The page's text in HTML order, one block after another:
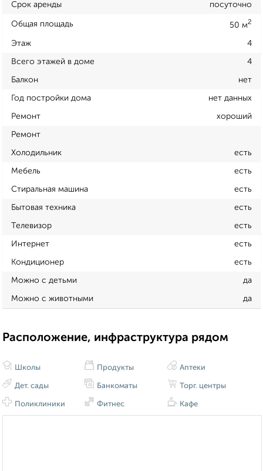
Срок аренды посуточно
Общая площадь 50 м2
Этаж 4
Всего этажей в доме 4
Балкон нет
Год постройки дома нет данных
Ремонт хороший
Ремонт
Холодильник есть
Мебель есть
Стиральная машина есть
Бытовая техника есть
Телевизор есть
Интернет есть
Кондиционер есть
Можно с детьми да
Можно с животными да
Расположение, инфраструктура рядом
Школы
Дет. сады
Поликлиники
Продукты
Банкоматы
Фитнес
Аптеки
Торг. центры
Кафе